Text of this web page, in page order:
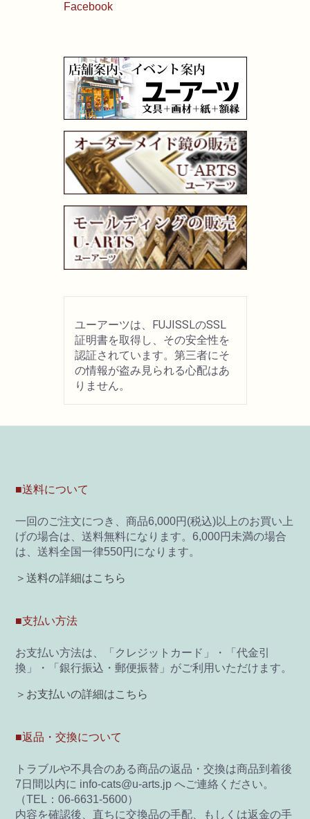
Facebook
ユーアーツは、FUJISSLのSSL
証明書を取得し、その安全性を
認証されています。第三者にそ
の情報が盗み見られる心配はあ
りません。
■送料について
一回のご注文につき、商品6,000円(税込)以上のお買い上
げの場合は、送料無料になります。6,000円未満の場合
は、送料全国一律550円になります。
＞送料の詳細はこちら
■支払い方法
お支払い方法は、「クレジットカード」・「代金引
換」・「銀行振込・郵便振替」がご利用いただけます。
＞お支払いの詳細はこちら
■返品・交換について
トラブルや不具合のある商品の返品・交換は商品到着後
7日間以内に info-cats@u-arts.jp へご連絡ください。
（TEL：06-6631-5600）
内容を確認後、直ちに交換品の手配、もしくは返金の手